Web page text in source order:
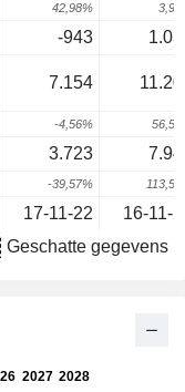
42,98%
-943
7.154
-4,56%
3.723
-39,57%
17-11-22 16-11-
Geschatte gegevens